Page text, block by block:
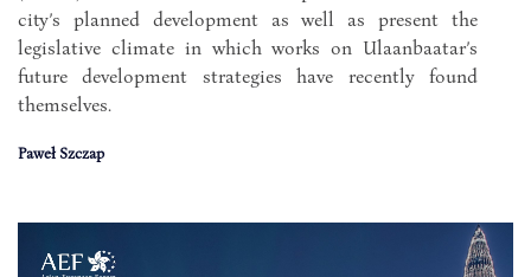
city’s planned development as well as present the
legislative climate in which works on Ulaanbaatar’s
future development strategies have recently found
themselves.
Paweł Szczap